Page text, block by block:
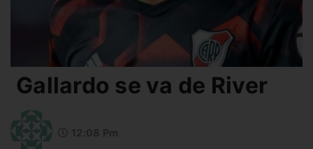
Gallardo se va de River